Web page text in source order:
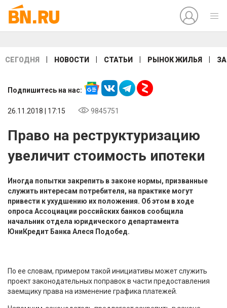
СЕГОДНЯ НОВОСТИ СТАТЬИ РЫНОК ЖИЛЬЯ
Подпишитесь на нас:
26.11.2018 | 17:15 9845751
Право на реструктуризацию
увеличит стоимость ипотеки
Иногда попытки закрепить в законе нормы, призванные
служить интересам потребителя, на практике могут
привести к ухудшению их положения. Об этом в ходе
опроса Ассоциации российских банков сообщила
начальник отдела юридического департамента
ЮниКредит Банка Алеся Подобед.
По ее словам, примером такой инициативы может служить
проект законодательных поправок в части предоставления
заемщику права на изменение графика платежей.